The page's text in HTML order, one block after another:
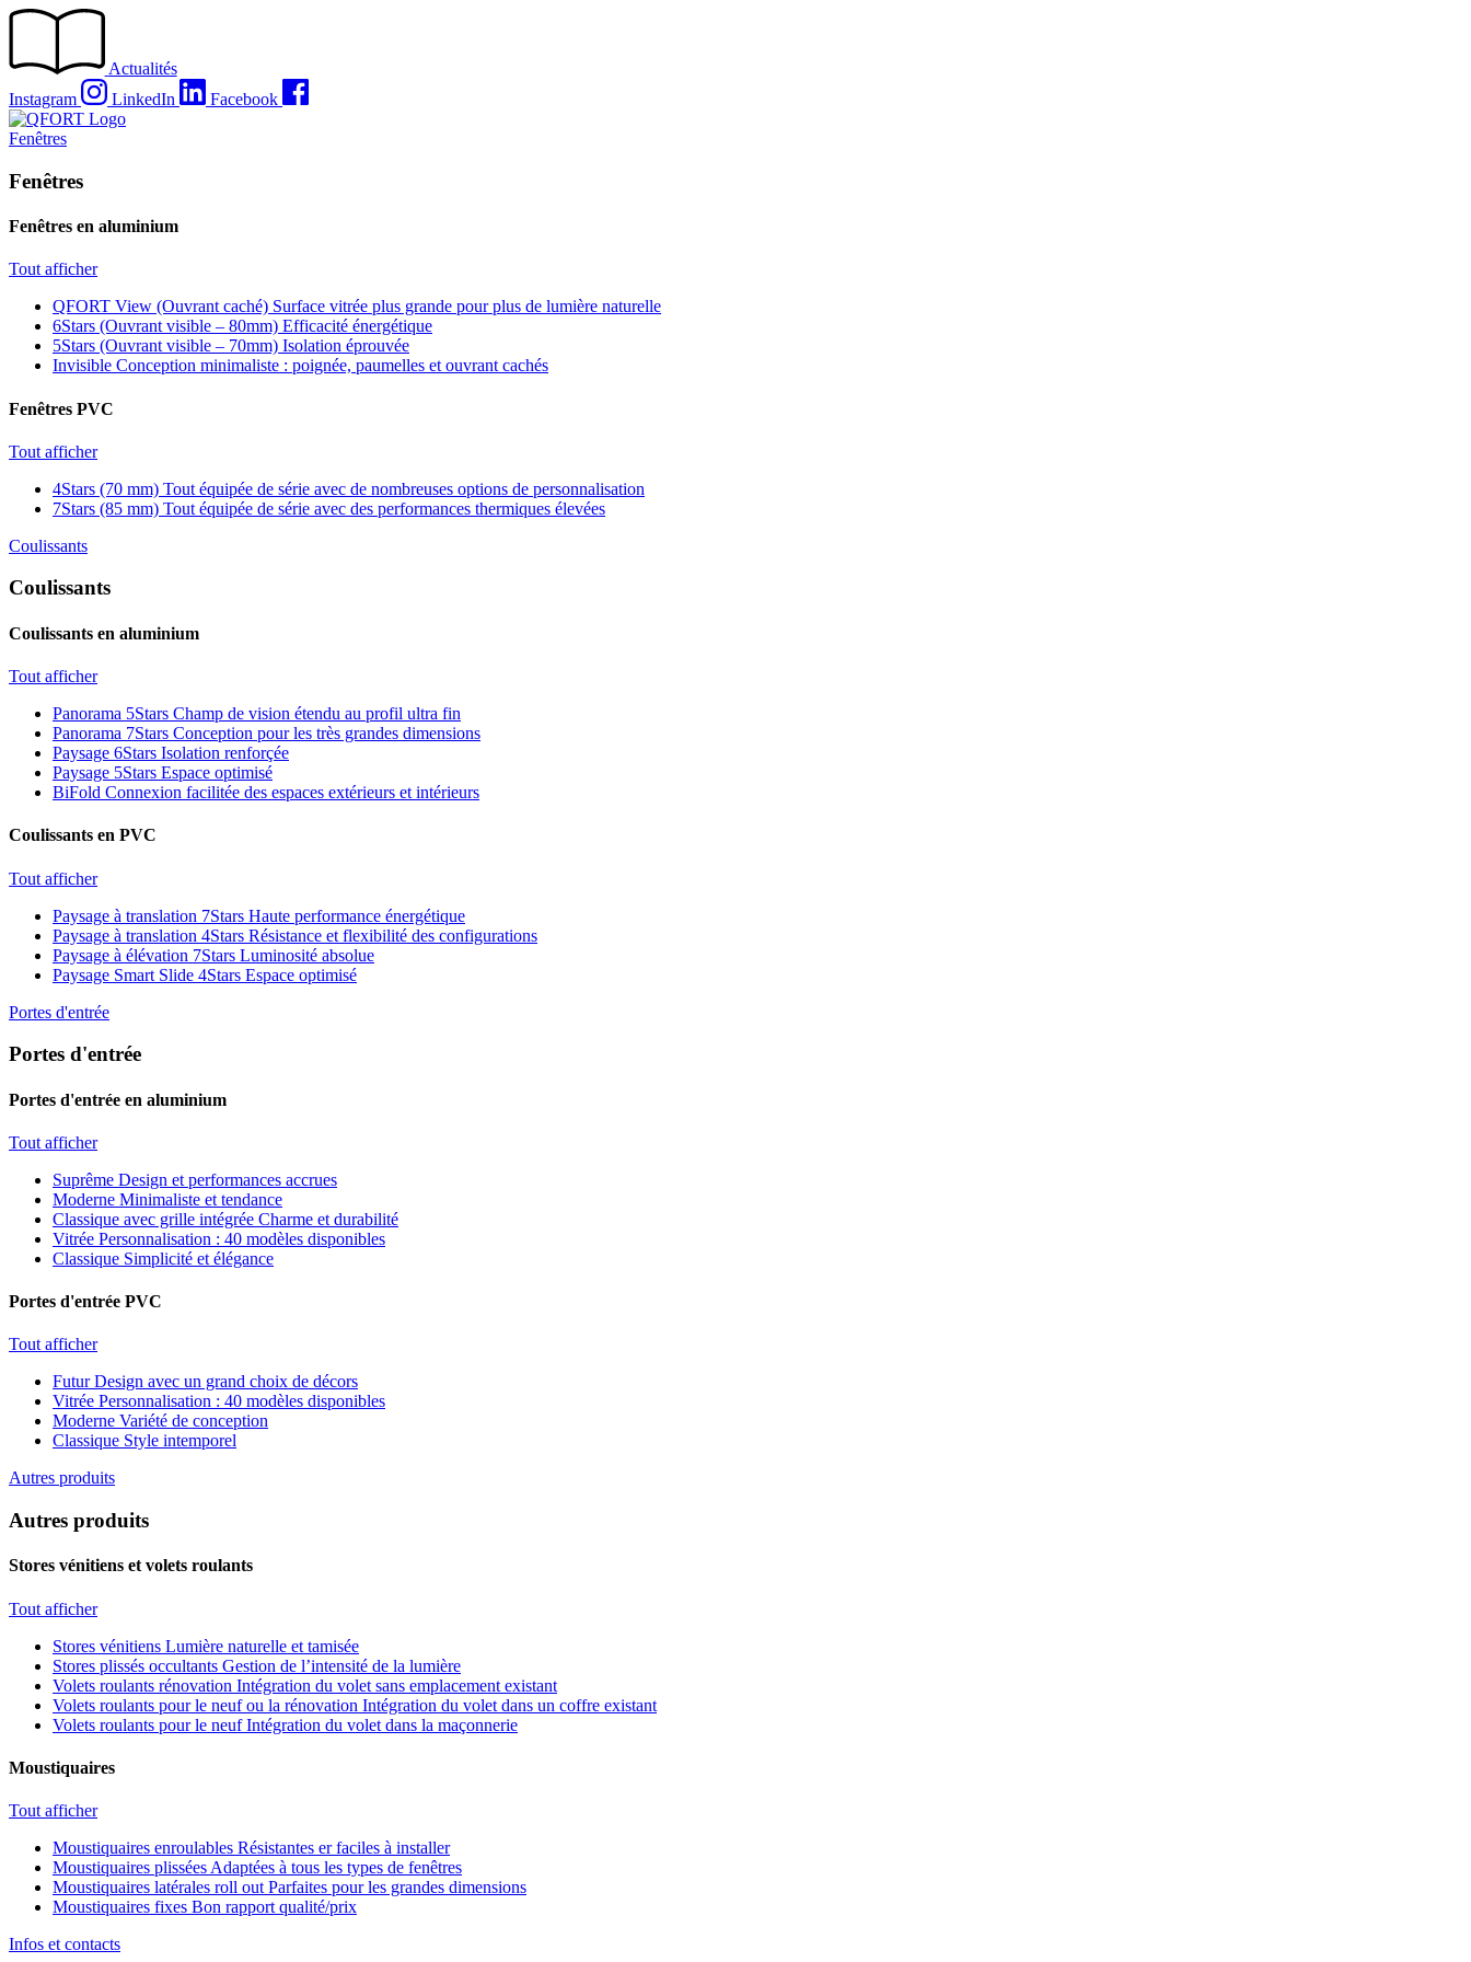
Passer
Actualités
Instagram
LinkedIn Facebook
Fenêtres
Fenêtres
Fenêtres en aluminium
Tout afficher
QFORT View (Ouvrant caché) Surface vitrée plus grande pour plus de lumière naturelle
6Stars (Ouvrant visible – 80mm) Efficacité énergétique
5Stars (Ouvrant visible – 70mm) Isolation éprouvée
Invisible Conception minimaliste : poignée, paumelles et ouvrant cachés
Fenêtres PVC
Tout afficher
4Stars (70 mm) Tout équipée de série avec de nombreuses options de personnalisation
7Stars (85 mm) Tout équipée de série avec des performances thermiques élevées
Coulissants
Coulissants
Coulissants en aluminium
Tout afficher
Panorama 5Stars Champ de vision étendu au profil ultra fin
Panorama 7Stars Conception pour les très grandes dimensions
Paysage 6Stars Isolation renforçée
Paysage 5Stars Espace optimisé
BiFold Connexion facilitée des espaces extérieurs et intérieurs
Coulissants en PVC
Tout afficher
Paysage à translation 7Stars Haute performance énergétique
Paysage à translation 4Stars Résistance et flexibilité des configurations
Paysage à élévation 7Stars Luminosité absolue
Paysage Smart Slide 4Stars Espace optimisé
Portes d'entrée
Portes d'entrée
Portes d'entrée en aluminium
Tout afficher
Suprême Design et performances accrues
Moderne Minimaliste et tendance
Classique avec grille intégrée Charme et durabilité
Vitrée Personnalisation : 40 modèles disponibles
Classique Simplicité et élégance
Portes d'entrée PVC
Tout afficher
Futur Design avec un grand choix de décors
Vitrée Personnalisation : 40 modèles disponibles
Moderne Variété de conception
Classique Style intemporel
Autres produits
Autres produits
Stores vénitiens et volets roulants
Tout afficher
Stores vénitiens Lumière naturelle et tamisée
Stores plissés occultants Gestion de l’intensité de la lumière
Volets roulants rénovation Intégration du volet sans emplacement existant
Volets roulants pour le neuf ou la rénovation Intégration du volet dans un coffre existant
Volets roulants pour le neuf Intégration du volet dans la maçonnerie
Moustiquaires
Tout afficher
Moustiquaires enroulables Résistantes er faciles à installer
Moustiquaires plissées Adaptées à tous les types de fenêtres
Moustiquaires latérales roll out Parfaites pour les grandes dimensions
Moustiquaires fixes Bon rapport qualité/prix
Infos et contacts